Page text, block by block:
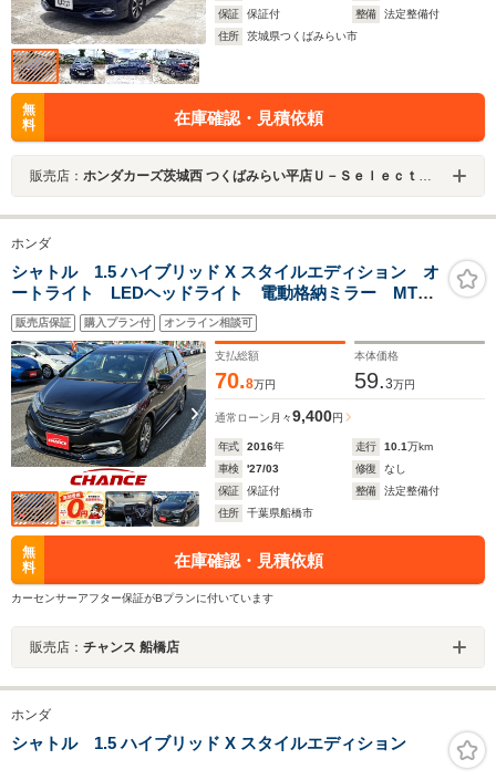
保証 保証付 整備
法定整備付
住所
茨城県つくばみらい市
無
料
在庫確認・見積依頼
販売店： ホンダカーズ茨城西 つくばみらい平店Ｕ－Ｓｅｌｅｃｔコーナー（認定中古車取扱店）
ホンダ
シャトル 1.5 ハイブリッド X スタイルエディション オ
ートライト LEDヘッドライト 電動格納ミラー MTモ
ード付 クルーズコントロール ETC バックカメラ
CD/DVD フルセグTV Bluetooth 純正SDナビ ステ
アリングリモコン 衝突軽減
販売店保証 購入プラン付 オンライン相談可
支払総額
70.8万円
本体価格
59.3万円
通常ローン 月々9,400円
年式 2016年 走行 10.1万km
車検
'27/03 修復
なし
保証
保証付 整備
法定整備付
住所
千葉県船橋市
無
料
在庫確認・見積依頼
カーセンサーアフター保証がBプランに付いています
販売店： チャンス 船橋店
ホンダ
シャトル 1.5 ハイブリッド X スタイルエディション